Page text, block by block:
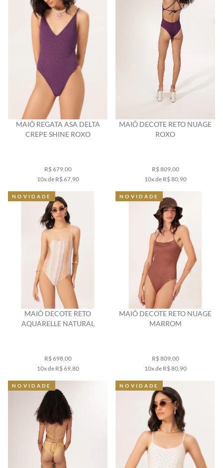
MAIÔ REGATA ASA DELTA
CREPE SHINE ROXO
R$ 679,00
10x de R$ 67,90
MAIÔ DECOTE RETO NUAGE
ROXO
R$ 809,00
10x de R$ 80,90
MAIÔ DECOTE RETO
AQUARELLE NATURAL
R$ 698,00
10x de R$ 69,80
NOVIDADE
MAIÔ DECOTE RETO NUAGE
MARROM
R$ 809,00
10x de R$ 80,90
NOVIDADE
NOVIDADE NOVIDADE